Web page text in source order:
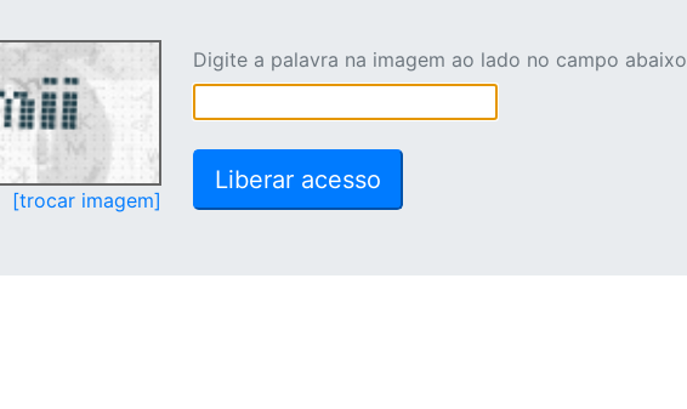
[trocar imagem]
Digite a palavra na imagem ao lado no campo abaixo